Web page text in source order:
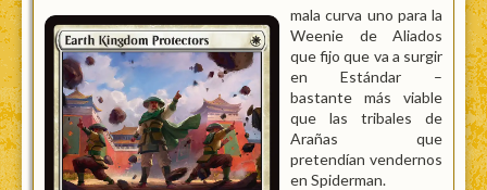
mala curva uno para la
Weenie de Aliados
que fijo que va a surgir
en Estándar –
bastante más viable
que las tribales de
Arañas que
pretendían vendernos
en Spiderman.